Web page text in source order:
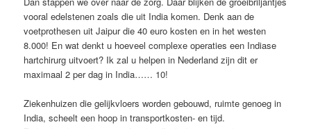
vooral edelstenen zoals die uit India komen. Denk aan de
voetprothesen uit Jaipur die 40 euro kosten en in het westen
8.000! En wat denkt u hoeveel complexe operaties een Indiase
hartchirurg uitvoert? Ik zal u helpen in Nederland zijn dit er
maximaal 2 per dag in India…… 10!
Ziekenhuizen die gelijkvloers worden gebouwd, ruimte genoeg in
India, scheelt een hoop in transportkosten- en tijd.